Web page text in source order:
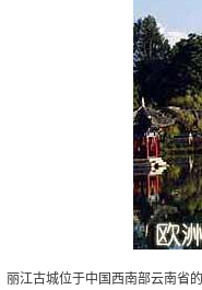
丽江古城位于中国西南部云南省